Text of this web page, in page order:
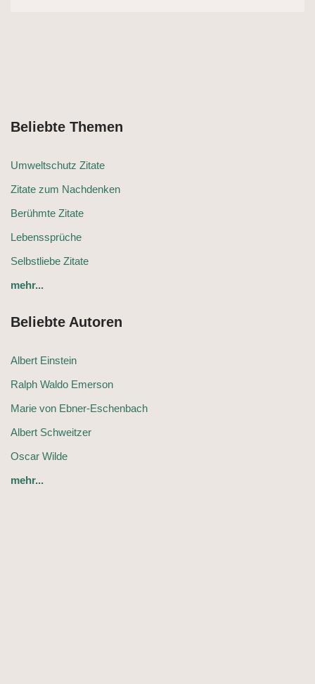
Beliebte Themen
Umweltschutz Zitate
Zitate zum Nachdenken
Berühmte Zitate
Lebenssprüche
Selbstliebe Zitate
mehr...
Beliebte Autoren
Albert Einstein
Ralph Waldo Emerson
Marie von Ebner-Eschenbach
Albert Schweitzer
Oscar Wilde
mehr...